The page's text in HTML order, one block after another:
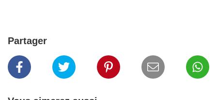
Partager